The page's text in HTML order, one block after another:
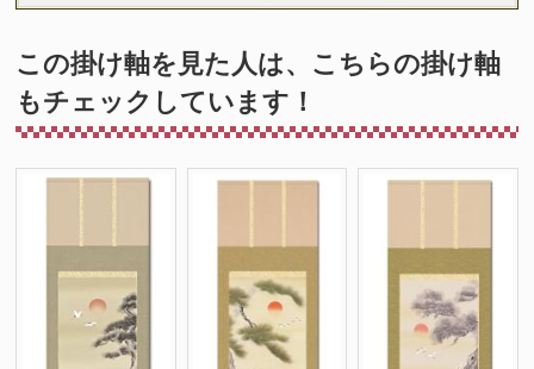
この掛け軸を見た人は、こちらの掛け軸
もチェックしています！